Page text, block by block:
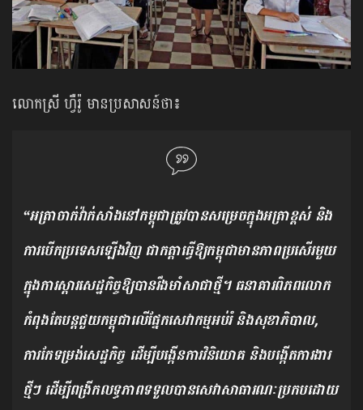
លោកស្រី ហ្វឺរ៉ូ មានប្រសាសន៍ថា៖
“អត្រាចាក់វ៉ាក់សាំងនៅកម្ពុជាត្រូវបានសម្រេចក្នុងអត្រាខ្ពស់ និង
ការបើកប្រទេសឡើងវិញ ជាកត្តាធ្វើឱ្យកម្ពុជាមានភាពប្រសើរមួយ
ក្នុងការស្តារសេដ្ឋកិច្ចឱ្យបានរឹងមាំសាជាថ្មី។ ធនាគារពិភពលោក
កំពុងតែបន្តជួយកម្ពុជាលើផ្នែកសេវាកម្មអប់រំ និងសុខាភិបាល,
ការកែទម្រង់សេដ្ឋកិច្ច ដើម្បីបង្កើនការវិនិយោគ និងបង្កើតការងារ
ថ្មីៗ ដើម្បីពង្រីកលទ្ធភាពទទួលបានសេវាសាធារណៈប្រកបដោយ